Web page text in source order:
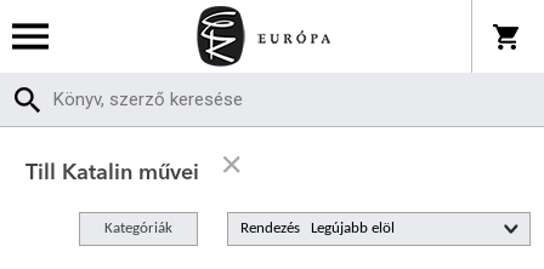
Till Katalin művei
Kategóriák Rendezés